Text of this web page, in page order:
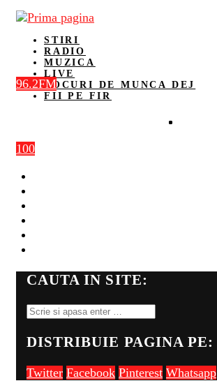
STIRI
RADIO
MUZICA
LIVE
LOCURI DE MUNCA DEJ
FII PE FIR
100
96.2FM
CAUTA IN SITE:
DISTRIBUIE PAGINA PE:
Twitter Facebook Pinterest Whatsapp